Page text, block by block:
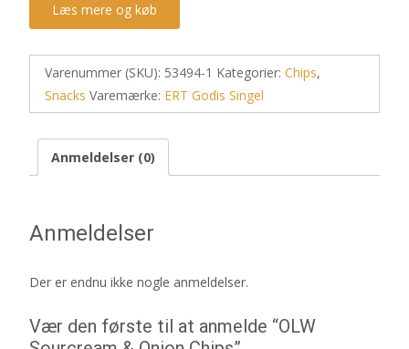
Læs mere og køb
Varenummer (SKU): 53494-1 Kategorier: Chips,
Snacks Varemærke: ERT Godis Singel
Anmeldelser (0)
Anmeldelser
Der er endnu ikke nogle anmeldelser.
Vær den første til at anmelde “OLW